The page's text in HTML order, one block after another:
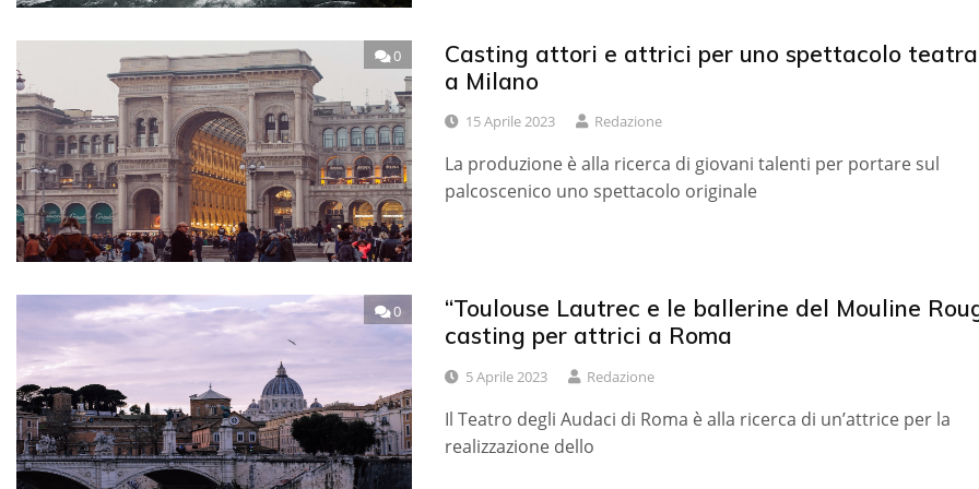
0
Casting attori e attrici per uno spettacolo
a Milano
15 Aprile 2023 Redazione
La produzione è alla ricerca di giovani talenti per portare sul
palcoscenico uno spettacolo originale
0
“Toulouse Lautrec e le ballerine del Mouline
casting per attrici a Roma
5 Aprile 2023 Redazione
Il Teatro degli Audaci di Roma è alla ricerca di un’attrice per la
realizzazione dello